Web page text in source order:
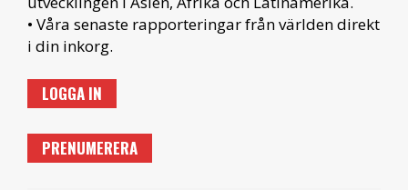
• Våra senaste rapporteringar från världen direkt
i din inkorg.
LOGGA IN
PRENUMERERA